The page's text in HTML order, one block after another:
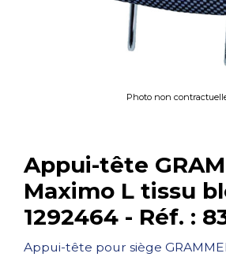
Appui-tête
Maximo L tissu
1292464 - Réf. :
Appui-tête pour siège
Photo non